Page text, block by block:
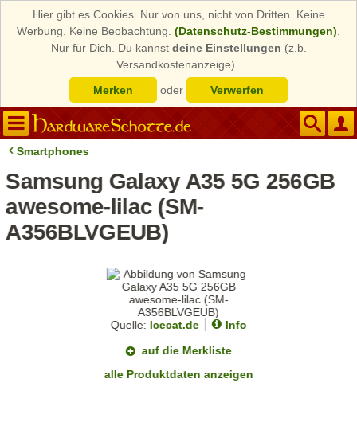
Hier gibt es Cookies. Nur von uns, nicht von Dritten. Keine
Werbung. Keine Beobachtung. (Datenschutz-Bestimmungen)
Nur für Dich. Du kannst deine Einstellungen (z.b.
Versandkostenanzeige)
Merken
oder Verwerfen
Smartphones
Samsung Galaxy A35 5G 256GB
awesome-lilac (SM-
A356BLVGEUB)
Quelle: Icecat.de
Info
auf die Merkliste
alle Produktdaten anzeigen